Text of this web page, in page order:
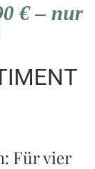
€ – nur
Für vier